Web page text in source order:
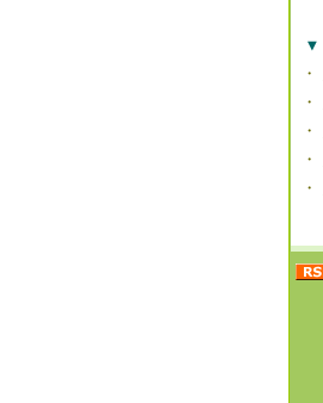
▼
・
・
・
・
・